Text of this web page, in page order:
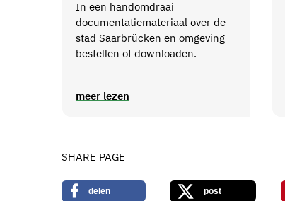
In een handomdraai
documentatiemateriaal over de
stad Saarbrücken en omgeving
bestellen of downloaden.
meer lezen
SHARE PAGE
delen post